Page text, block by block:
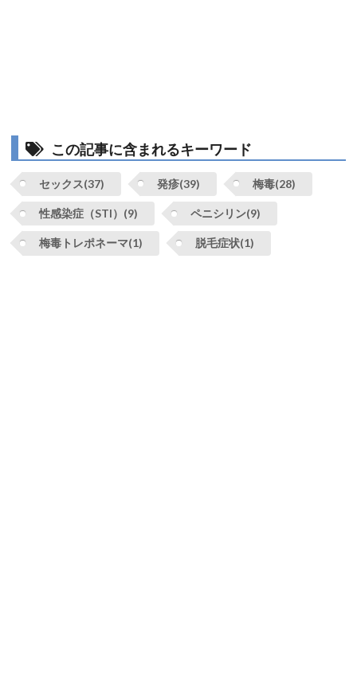
この記事に含まれるキーワード
セックス(37) 発疹(39) 梅毒(28)
性感染症（STI）(9) ペニシリン(9)
梅毒トレポネーマ(1) 脱毛症状(1)